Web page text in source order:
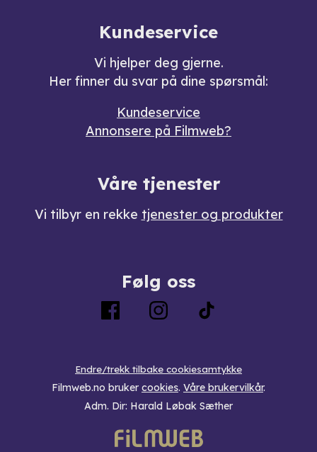
Kundeservice
Vi hjelper deg gjerne.
Her finner du svar på dine spørsmål:
Kundeservice
Annonsere på Filmweb?
Våre tjenester
Vi tilbyr en rekke tjenester og produkter
Følg oss
Endre/trekk tilbake cookiesamtykke
Filmweb.no bruker cookies. Våre brukervilkår.
Adm. Dir: Harald Løbak Sæther